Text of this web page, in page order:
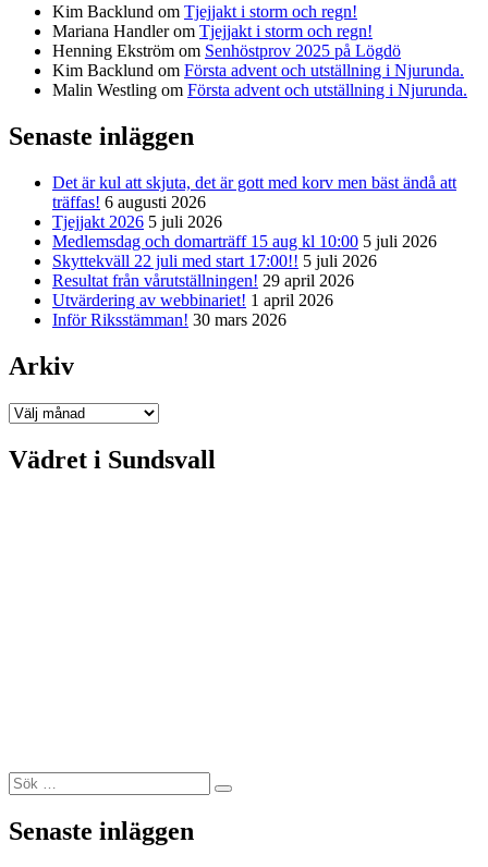
Kim Backlund om Tjejjakt i storm och regn!
Mariana Handlerom Tjejjakt i storm och regn!
Henning Ekström om Senhöstprov 2025 på Lögdö
Kim Backlund om Första advent och utställning i Njurunda.
Malin Westling om Första advent och utställning i Njurunda.
Senaste inläggen
Det är kul att skjuta, det är gott med korv men bäst ändå att
träffas! 6 augusti 2026
Tjejjakt 2026 5 juli 2026
Medlemsdag och domarträff 15 aug kl 10:00 5 juli 2026
Skyttekväll 22 juli med start 17:00!! 5 juli 2026
Resultat från vårutställningen! 29 april 2026
Utvärdering av webbinariet! 1 april 2026
Inför Riksstämman! 30 mars 2026
Arkiv
Arkiv
Vädret i Sundsvall
Sök
efter:
Sök
Senaste inläggen